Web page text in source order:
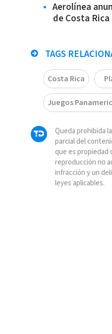
Aerolínea
de Costa
TAGS
Costa Rica
Juegos
Queda prohibida
parcial del
que es propiedad
reproducción no
infracción y un
leyes aplicables.